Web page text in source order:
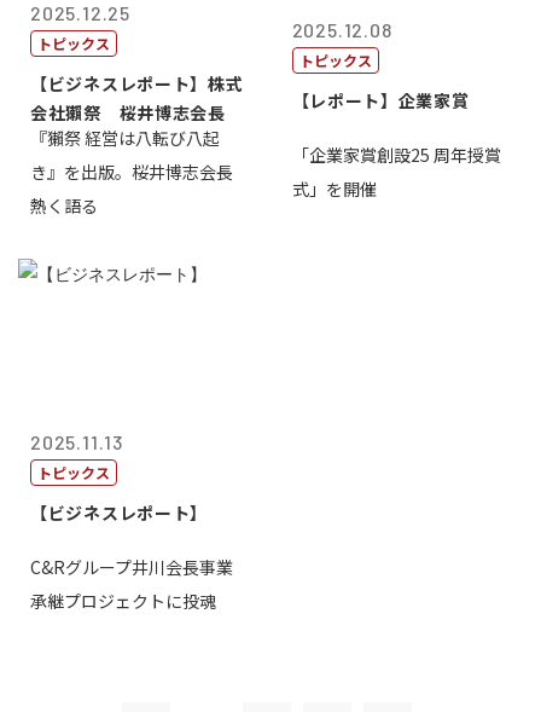
2025.12.25
トピックス
【ビジネスレポート】株式
会社獺祭 桜井博志会長
『獺祭 経営は八転び八起
き』を出版。桜井博志会長
熱く語る
2025.12.08
トピックス
【レポート】企業家賞
「企業家賞創設25 周年授賞
式」を開催
2025.11.13
トピックス
【ビジネスレポート】
C&Rグループ井川会長事業
承継プロジェクトに投魂